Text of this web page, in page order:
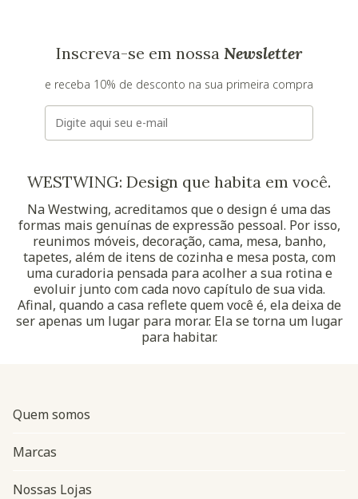
Inscreva-se em nossa Newsletter
e receba 10% de desconto na sua primeira compra
E-mail
WESTWING: Design que habita em você.
Na Westwing, acreditamos que o design é uma das
formas mais genuínas de expressão pessoal. Por isso,
reunimos móveis, decoração, cama, mesa, banho,
tapetes, além de itens de cozinha e mesa posta, com
uma curadoria pensada para acolher a sua rotina e
evoluir junto com cada novo capítulo de sua vida.
Afinal, quando a casa reflete quem você é, ela deixa de
ser apenas um lugar para morar. Ela se torna um lugar
para habitar.
Quem somos
Marcas
Nossas Lojas